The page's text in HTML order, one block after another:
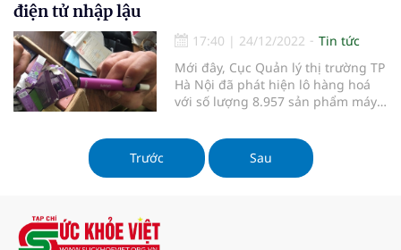
điện tử nhập lậu
17:40 | 24/12/2022
Tin tức
Mới đây, Cục Quản lý thị trường TP
Hà Nội đã phát hiện lô hàng hoá
với số lượng 8.957 sản phẩm máy
dấu hiệu không đáp ứng các quy
định về hoá đơn chứng từ chứng
minh nguồn gốc hợp pháp.
Trước Sau